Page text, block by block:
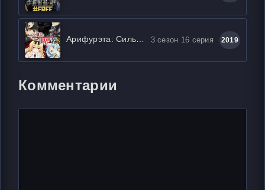
3 сезон 16 серия 2019
Комментарии